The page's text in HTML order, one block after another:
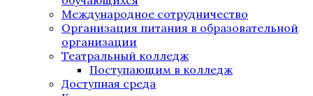
Международное сотрудничество
Организация питания в образовательной
организации
Театральный колледж
Поступающим в колледж
Доступная среда